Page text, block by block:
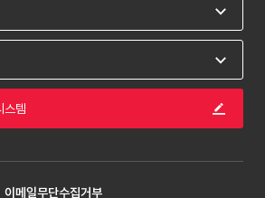
스템
이메일무단수집거부